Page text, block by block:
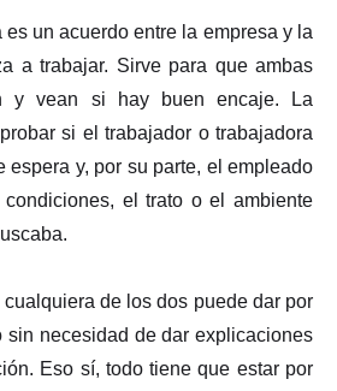
un acuerdo entre la empresa y la
a trabajar. Sirve para que ambas
y vean si hay buen encaje. La
si el trabajador o trabajadora
espera y, por su parte, el empleado
el trato o el ambiente
de los dos puede dar por
sin necesidad de dar explicaciones
Eso sí, todo tiene que estar por